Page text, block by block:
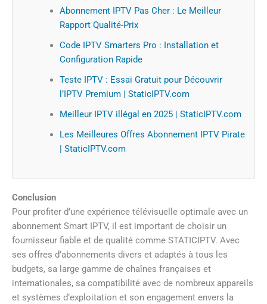
Abonnement IPTV Pas Cher : Le Meilleur
Rapport Qualité-Prix
Code IPTV Smarters Pro : Installation et
Configuration Rapide
Teste IPTV : Essai Gratuit pour Découvrir
l’IPTV Premium | StaticIPTV.com
Meilleur IPTV illégal en 2025 | StaticIPTV.com
Les Meilleures Offres Abonnement IPTV Pirate
| StaticIPTV.com
Conclusion
Pour profiter d’une expérience télévisuelle optimale avec un
abonnement Smart IPTV, il est important de choisir un
fournisseur fiable et de qualité comme STATICIPTV. Avec
ses offres d’abonnements divers et adaptés à tous les
budgets, sa large gamme de chaînes françaises et
internationales, sa compatibilité avec de nombreux appareils
et systèmes d’exploitation et son engagement envers la